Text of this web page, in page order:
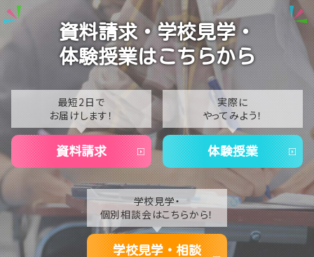
【名古屋】🎐2026年8月スタート🎐
2024
2023
2021
2020
資料請求・学校見学・
体験授業はこちらから
最短2日で
お届けします！
資料請求
実際に
やってみよう！
体験授業
学校見学・
個別相談会はこちらから！
学校見学・相談